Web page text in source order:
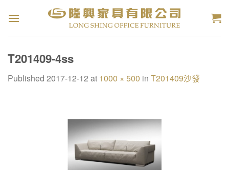
T201409-4ss
Published 2017-12-12 at 1000 × 500 in T201409沙發